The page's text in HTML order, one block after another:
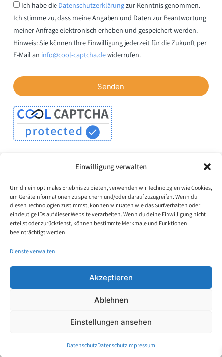
Einwilligung verwalten
Um dir ein optimales Erlebnis zu bieten, verwenden wir Technologien wie Cookies,
um Geräteinformationen zu speichern und/oder darauf zuzugreifen. Wenn du
diesen Technologien zustimmst, können wir Daten wie das Surfverhalten oder
eindeutige IDs auf dieser Website verarbeiten. Wenn du deine Einwilligung nicht
erteilst oder zurückziehst, können bestimmte Merkmale und Funktionen
beeinträchtigt werden.
Dienste verwalten
Akzeptieren
Ablehnen
Einstellungen ansehen
DatenschutzDatenschutzImpressum
Ich habe die Datenschutzerklärungzur Kenntnis genommen.
Ich stimme zu, dass meine Angaben und Daten zur Beantwortung
meiner Anfrage elektronisch erhoben und gespeichert werden.
Hinweis: Sie können Ihre Einwilligung jederzeit für die Zukunft per
E-Mail an info@cool-captcha.dewiderrufen.
Senden
FAQ
Datenschutz
Kontakt
Mein Konto